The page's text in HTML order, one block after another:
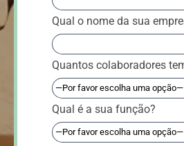
Qual o nome da sua
Quantos colaboradores
Qual é a sua função?